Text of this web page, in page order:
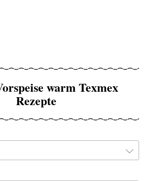
warm Texmex
Rezepte